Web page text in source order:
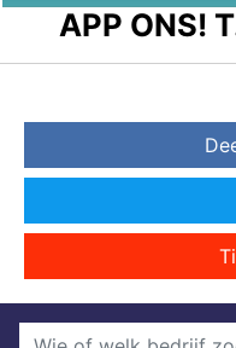
APP ONS!